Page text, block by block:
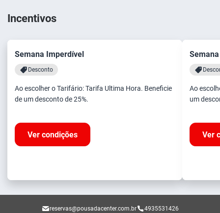
Incentivos
Semana Imperdível
Desconto
Ao escolher o Tarifário: Tarifa Ultima Hora. Beneficie
de um desconto de 25%.
Ver condições
Ao
um
Ver
reservas@pousadacenter.com.br 4935531426